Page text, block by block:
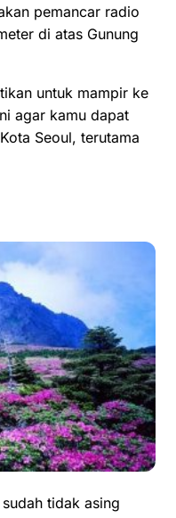
pemancar radio
di atas Gunung
untuk mampir ke
agar kamu dapat
Seoul, terutama
tidak asing